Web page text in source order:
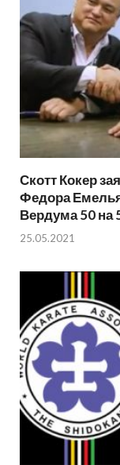
Скотт Кокер
Федора
Вердума 50 на
25.05.2021